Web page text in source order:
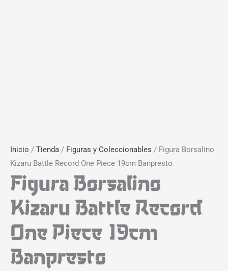
Inicio / Tienda / Figuras y Coleccionables / Figura Borsalino
Kizaru Battle Record One Piece 19cm Banpresto
Figura Borsalino
Kizaru Battle Record
One Piece 19cm
Banpresto